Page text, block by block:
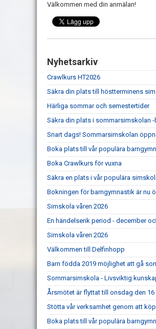
Välkommen med din anmälan!
Nyhetsarkiv
Crawlkurs HT2026
Säkra din plats till höstterminens
Härliga sommar och semestertider
Säkra din plats i sommarsimskolan
Snart dags! Sommarsimskolan
Boka plats till vår populära
Boka Crawlkurs för vuxna
Säkra en plats i vår populära
Bokningen för barngymnastik är nu
Simskola våren 2026
En händelserik period - december
Simskola våren 2026
Välkommen till Delfinhopp
Barn födda 2019 möjlighet att gå
Sommarsimskola - Livsviktig
Årsmötet är flyttat till onsdag den 16
Stötta vår verksamhet genom att
Boka plats till vår populära